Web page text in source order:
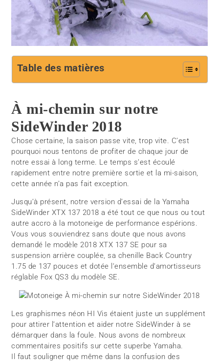
Table des matières
À mi-chemin sur notre
SideWinder 2018
Chose certaine, la saison passe vite, trop vite. C’est
pourquoi nous tentons de profiter de chaque jour de
notre essai à long terme. Le temps s’est écoulé
rapidement entre notre première sortie et la mi-saison,
cette année n’a pas fait exception.
Jusqu’à présent, notre version d’essai de la Yamaha
SideWinder XTX 137 2018 a été tout ce que nous ou tout
autre accro à la motoneige de performance espérions.
Vous vous souviendrez sans doute que nous avons
demandé le modèle 2018 XTX 137 SE pour sa
suspension arrière couplée, sa chenille Back Country
1.75 de 137 pouces et dotée l’ensemble d’amortisseurs
réglable Fox QS3 du modèle SE.
Les graphismes néon HI Vis étaient juste un supplément
pour attirer l’attention et aider notre SideWinder à se
démarquer dans la foule. Nous avons de nombreux
commentaires positifs sur cette superbe Yamaha.
Il faut souligner que même dans la confusion des